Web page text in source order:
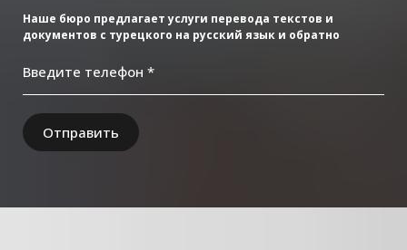
Наше бюро предлагает услуги перевода текстов и
документов с турецкого на русский язык и обратно
Введите телефон *
Отправить